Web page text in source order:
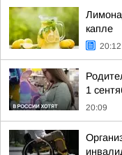
капле
20:12
1
20:09